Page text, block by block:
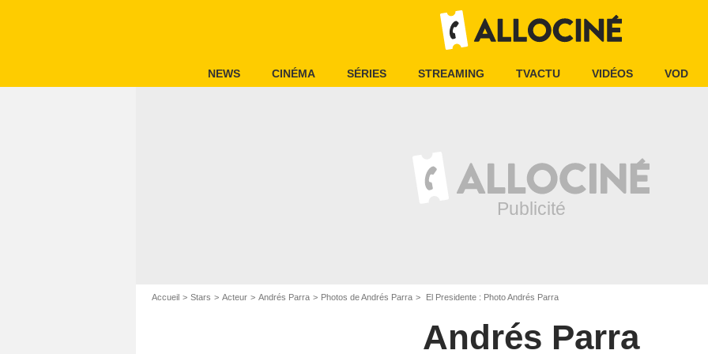
NEWS CINÉMA SÉRIES STREAMING TVACTU VIDÉOS VOD
Accueil Stars Acteur Andrés Parra Photos de Andrés Parra El Presidente : Photo Andrés Parra
Andrés Parra